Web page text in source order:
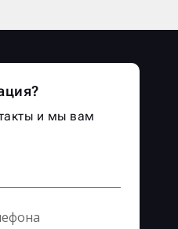
и мы вам